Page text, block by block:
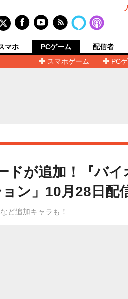
マホ
PCゲーム
スマホゲーム
PC
配信者
ドが追加！『バ
ン」10月28日配
ど追加キャラも！